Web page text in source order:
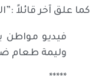
كما علق آخر قائلاً
فيديو مواطن
وليمة طعام
*****